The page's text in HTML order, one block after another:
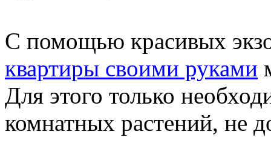
С помощью красивых
квартиры своими руками
Для этого только
комнатных растений, не